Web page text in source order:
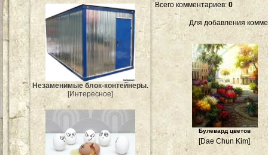
Незаменимые блок-контейнеры.
[Интересное]
Всего комментариев: 0
Для добавления
Булевард цветов
[Dae Chun Kim]